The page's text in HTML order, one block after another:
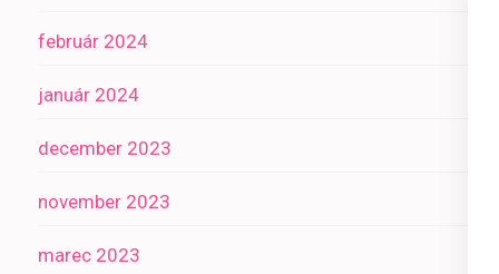
február 2024
január 2024
december 2023
november 2023
marec 2023